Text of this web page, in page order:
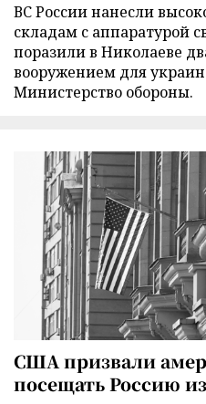
ВС России нанесли
складам с аппаратурой
поразили в Николаеве
вооружением для
Министерство обороны.
США призвали
посещать Россию